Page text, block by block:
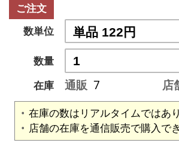
ご注文
数単位
数量
在庫
通販 7 店
在庫の数はリアルタイムではあ
店舗の在庫を通信販売で購入で